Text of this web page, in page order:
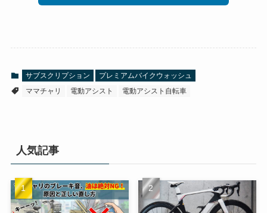
サブスクリプション
プレミアムバイクウォッシュ
ママチャリ
電動アシスト 電動アシスト自転車
人気記事